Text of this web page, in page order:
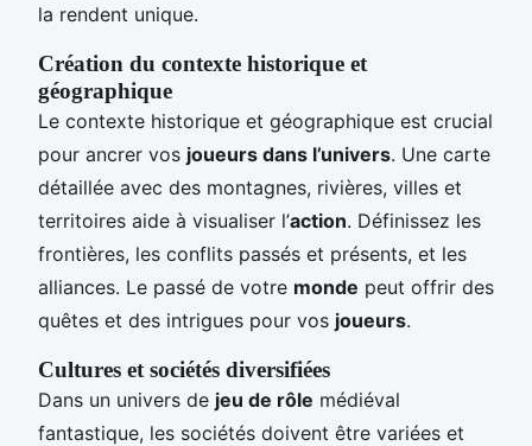
la rendent unique.
Création du contexte historique et
géographique
Le contexte historique et géographique est crucial
pour ancrer vos joueurs dans l’univers. Une carte
détaillée avec des montagnes, rivières, villes et
territoires aide à visualiser l’action. Définissez les
frontières, les conflits passés et présents, et les
alliances. Le passé de votre monde peut offrir des
quêtes et des intrigues pour vos joueurs.
Cultures et sociétés diversifiées
Dans un univers de jeu de rôle médiéval
fantastique, les sociétés doivent être variées et